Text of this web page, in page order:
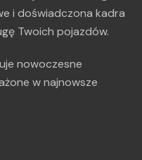
i doświadczona kadra
Twoich pojazdów.
nowoczesne
w najnowsze